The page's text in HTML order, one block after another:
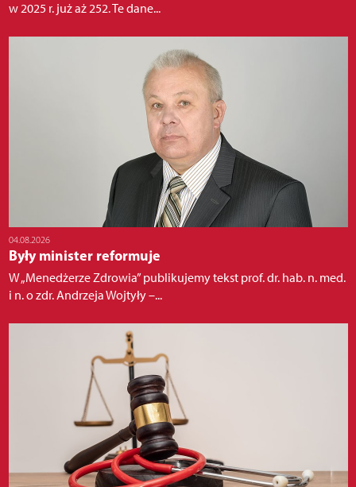
w 2025 r. już aż 252. Te dane...
04.08.2026
Były minister reformuje
W „Menedżerze Zdrowia” publikujemy tekst prof. dr. hab. n. med.
i n. o zdr. Andrzeja Wojtyły –...